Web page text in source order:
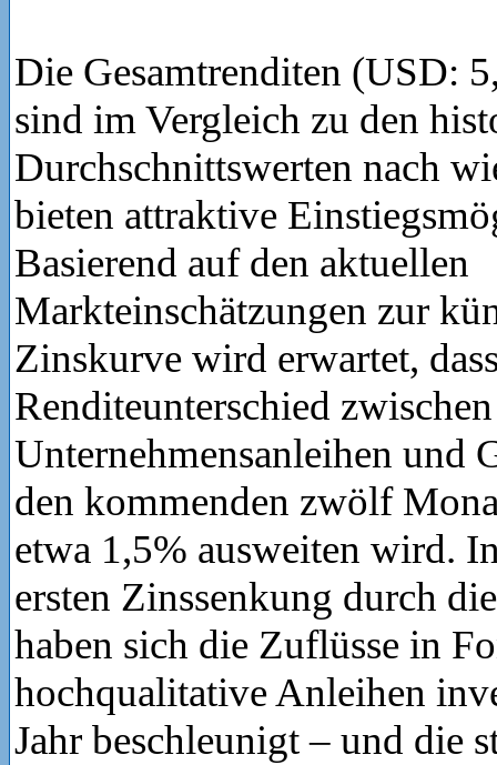
Die Gesamtrenditen (USD:
sind im Vergleich zu den
Durchschnittswerten nach
bieten attraktive
Basierend auf den aktuellen
Markteinschätzungen zur
Zinskurve wird erwartet,
Renditeunterschied
Unternehmensanleihen und
den kommenden zwölf
etwa 1,5% ausweiten wird.
ersten Zinssenkung durch
haben sich die Zuflüsse in
hochqualitative Anleihen
Jahr beschleunigt – und die